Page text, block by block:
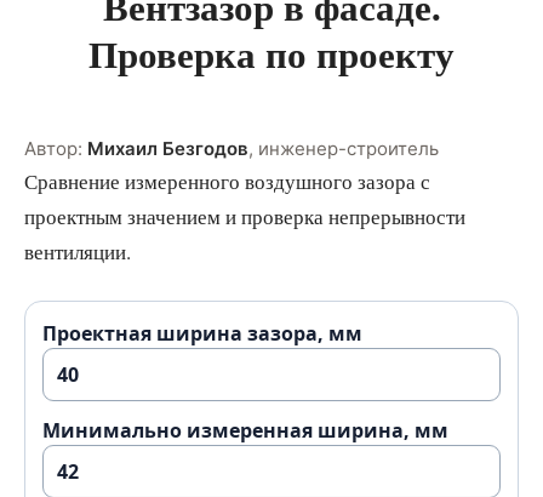
Проверка по проекту
Автор: Михаил Безгодов, инженер-строитель
Сравнение измеренного воздушного зазора с
проектным значением и проверка непрерывности
вентиляции.
Проектная ширина зазора, мм
Минимально измеренная ширина, мм